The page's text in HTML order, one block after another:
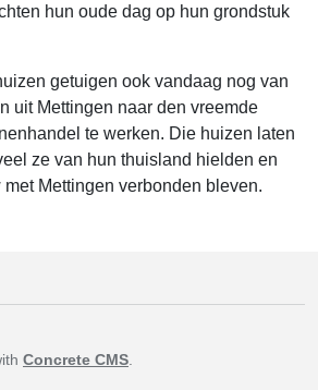
hun oude dag op hun grondstuk
getuigen ook vandaag nog van
uit Mettingen naar den vreemde
te werken. Die huizen laten
ze van hun thuisland hielden en
Mettingen verbonden bleven.
Concrete CMS